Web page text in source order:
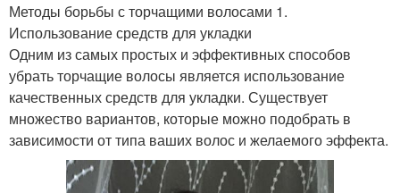
Методы борьбы с торчащими волосами 1.
Использование средств для укладки
Одним из самых простых и эффективных способов
убрать торчащие волосы является использование
качественных средств для укладки. Существует
множество вариантов, которые можно подобрать в
зависимости от типа ваших волос и желаемого эффекта.